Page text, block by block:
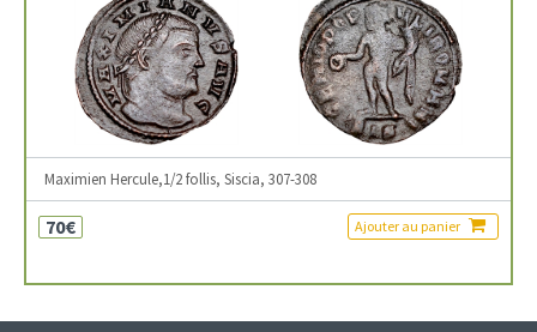
Maximien Hercule,1/2 follis, Siscia, 307-308
70€ Ajouter au panier